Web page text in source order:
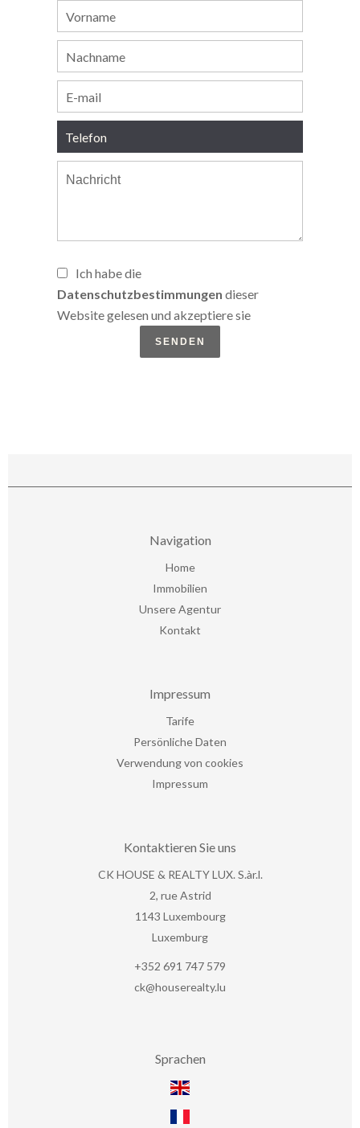
Ich habe die
Datenschutzbestimmungen dieser
Website gelesen und akzeptiere sie
SENDEN
Navigation
Home
Immobilien
Unsere Agentur
Kontakt
Impressum
Tarife
Persönliche Daten
Verwendung von cookies
Impressum
Kontaktieren Sie uns
CK HOUSE & REALTY LUX. S.àr.l.
2, rue Astrid
1143 Luxembourg
Luxemburg
+352 691 747 579
ck@houserealty.lu
Sprachen